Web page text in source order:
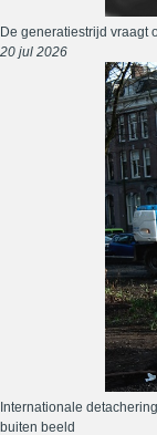
De generatiestrijd vraagt
20 jul 2026
Internationale
buiten beeld